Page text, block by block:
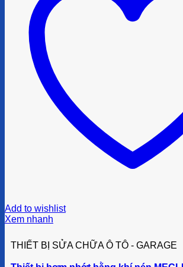
Add to wishlist
Xem nhanh
THIẾT BỊ SỬA CHỮA Ô TÔ - GARAGE